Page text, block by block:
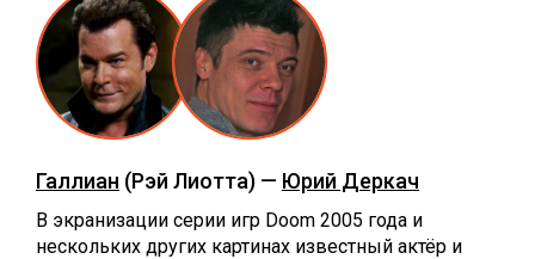
Галлиан (Рэй Лиотта) — Юрий Деркач
В экранизации серии игр Doom 2005 года и
нескольких других картинах известный актёр и